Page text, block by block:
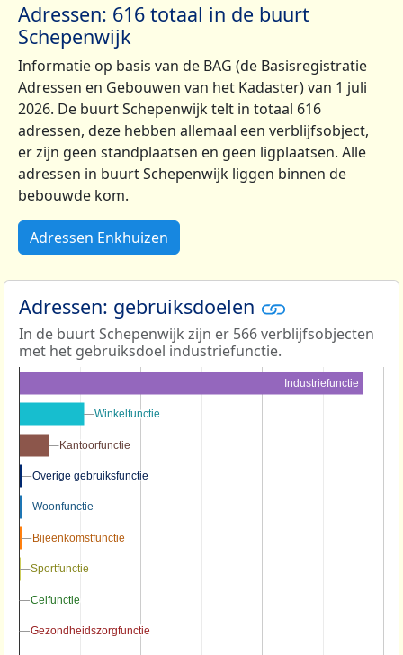
Adressen: 616 totaal in de buurt
Schepenwijk
Informatie op basis van de BAG (de Basisregistratie
Adressen en Gebouwen van het Kadaster) van 1 juli
2026. De buurt Schepenwijk telt in totaal 616
adressen, deze hebben allemaal een verblijfsobject,
er zijn geen standplaatsen en geen ligplaatsen. Alle
adressen in buurt Schepenwijk liggen binnen de
bebouwde kom.
Adressen Enkhuizen
Adressen: gebruiksdoelen
In de buurt Schepenwijk zijn er 566 verblijfsobjecten
met het gebruiksdoel industriefunctie.
Industriefunctie
Winkelfunctie
Winkelfunctie
Kantoorfunctie
Kantoorfunctie
Overige gebruiksfunctie
Overige gebruiksfunctie
Woonfunctie
Woonfunctie
Bijeenkomstfunctie
Bijeenkomstfunctie
Sportfunctie
Sportfunctie
Celfunctie
Celfunctie
Gezondheidszorgfunctie
Gezondheidszorgfunctie